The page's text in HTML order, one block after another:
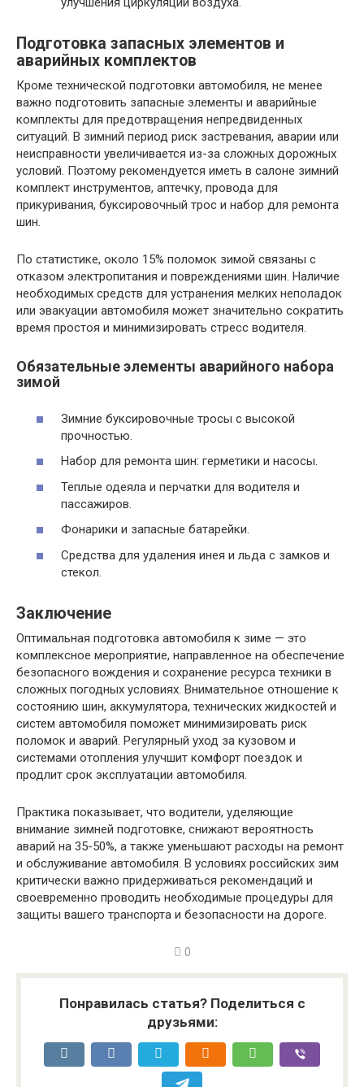
Подготовка запасных элементов и
аварийных комплектов
Кроме технической подготовки автомобиля, не менее
важно подготовить запасные элементы и аварийные
комплекты для предотвращения непредвиденных
ситуаций. В зимний период риск застревания, аварии или
неисправности увеличивается из-за сложных дорожных
условий. Поэтому рекомендуется иметь в салоне зимний
комплект инструментов, аптечку, провода для
прикуривания, буксировочный трос и набор для ремонта
шин.
По статистике, около 15% поломок зимой связаны с
отказом электропитания и повреждениями шин. Наличие
необходимых средств для устранения мелких неполадок
или эвакуации автомобиля может значительно сократить
время простоя и минимизировать стресс водителя.
Обязательные элементы аварийного набора
зимой
Зимние буксировочные тросы с высокой
прочностью.
Набор для ремонта шин: герметики и насосы.
Теплые одеяла и перчатки для водителя и
пассажиров.
Фонарики и запасные батарейки.
Средства для удаления инея и льда с замков и
стекол.
Заключение
Оптимальная подготовка автомобиля к зиме — это
комплексное мероприятие, направленное на обеспечение
безопасного вождения и сохранение ресурса техники в
сложных погодных условиях. Внимательное отношение к
состоянию шин, аккумулятора, технических жидкостей и
систем автомобиля поможет минимизировать риск
поломок и аварий. Регулярный уход за кузовом и
системами отопления улучшит комфорт поездок и
продлит срок эксплуатации автомобиля.
Практика показывает, что водители, уделяющие
внимание зимней подготовке, снижают вероятность
аварий на 35-50%, а также уменьшают расходы на ремонт
и обслуживание автомобиля. В условиях российских зим
критически важно придерживаться рекомендаций и
своевременно проводить необходимые процедуры для
защиты вашего транспорта и безопасности на дороге.
0
Понравилась статья? Поделиться с
друзьями: